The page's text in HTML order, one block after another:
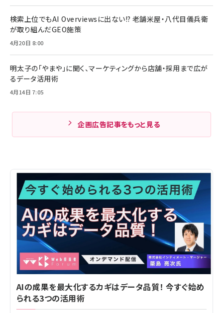
検索上位でもAI Overviewsに出ない!? 老舗米屋・八代目儀兵衛
が取り組んだGEO施策
4月20日 8:00
明太子の「やまや」に聞く、マーケティングから店舗・採用まで広が
るデータ活用術
4月14日 7:05
企画広告記事をもっと見る
AIの成果を最大化するカギはデータ品質！ 今すぐ始め
られる3つの活用術